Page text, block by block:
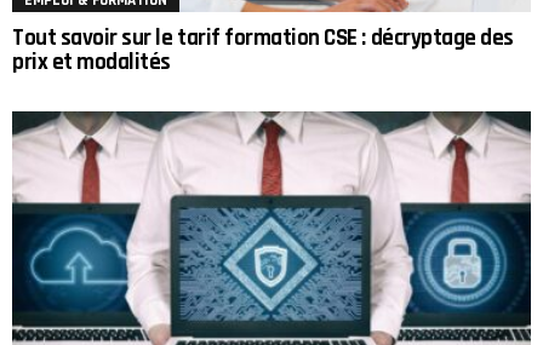
Tout savoir sur le tarif formation CSE : décryptage des
prix et modalités